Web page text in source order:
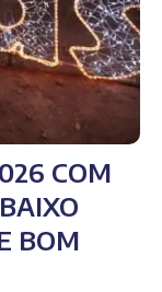
COM
BOM